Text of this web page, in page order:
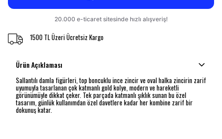
1500 TL Üzeri Ücretsiz Kargo
Ürün Açıklaması
Sallantılı damla figürleri, top boncuklu ince zincir ve oval halka zincirin zarif
uyumuyla tasarlanan çok katmanlı gold kolye, modern ve hareketli
görünümüyle dikkat çeker. Tek parçada katmanlı şıklık sunan bu özel
tasarım, günlük kullanımdan özel davetlere kadar her kombine zarif bir
dokunuş katar.